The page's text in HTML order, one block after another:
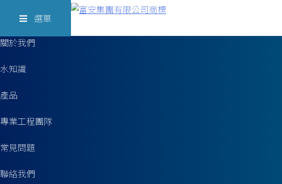
選單
關於我們
水知識
產品
專業工程團隊
常見問題
聯絡我們